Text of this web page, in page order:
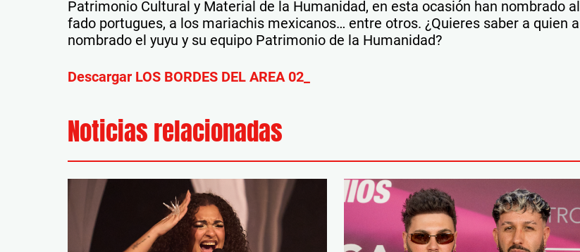
Patrimonio Cultural y Material de la Humanidad, en esta ocasión han nombrado al
fado portugues, a los mariachis mexicanos… entre otros. ¿Quieres saber a quien a
nombrado el yuyu y su equipo Patrimonio de la Humanidad?
Descargar LOS BORDES DEL AREA 02_
Noticias relacionadas